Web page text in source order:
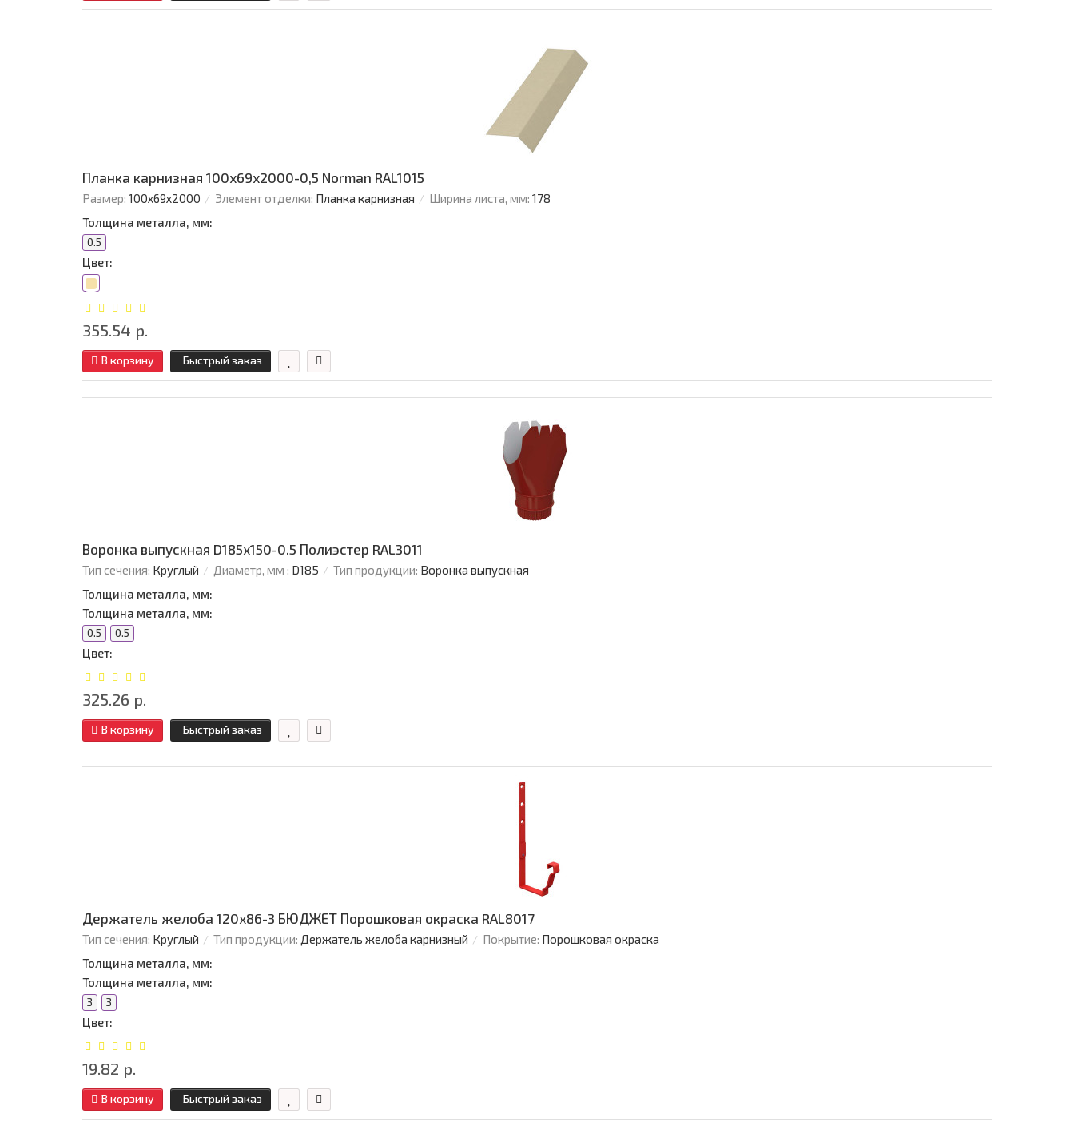
Планка карнизная 100х69х2000-0,5 Norman RAL1015
Размер: 100х69х2000 Элемент отделки: Планка карнизная Ширина листа, мм: 178
Толщина металла, мм:
0.5
Цвет:
355.54 р.
В корзину Быстрый заказ
Воронка выпускная D185х150-0.5 Полиэстер RAL3011
Тип сечения: Круглый Диаметр, мм : D185 Тип продукции: Воронка выпускная
Толщина металла, мм:
Толщина металла, мм:
0.5 0.5
Цвет:
325.26 р.
В корзину Быстрый заказ
Держатель желоба 120х86-3 БЮДЖЕТ Порошковая окраска RAL8017
Тип сечения: Круглый Тип продукции: Держатель желоба карнизный Покрытие: Порошковая окраска
Толщина металла, мм:
Толщина металла, мм:
3 3
Цвет:
19.82 р.
В корзину Быстрый заказ